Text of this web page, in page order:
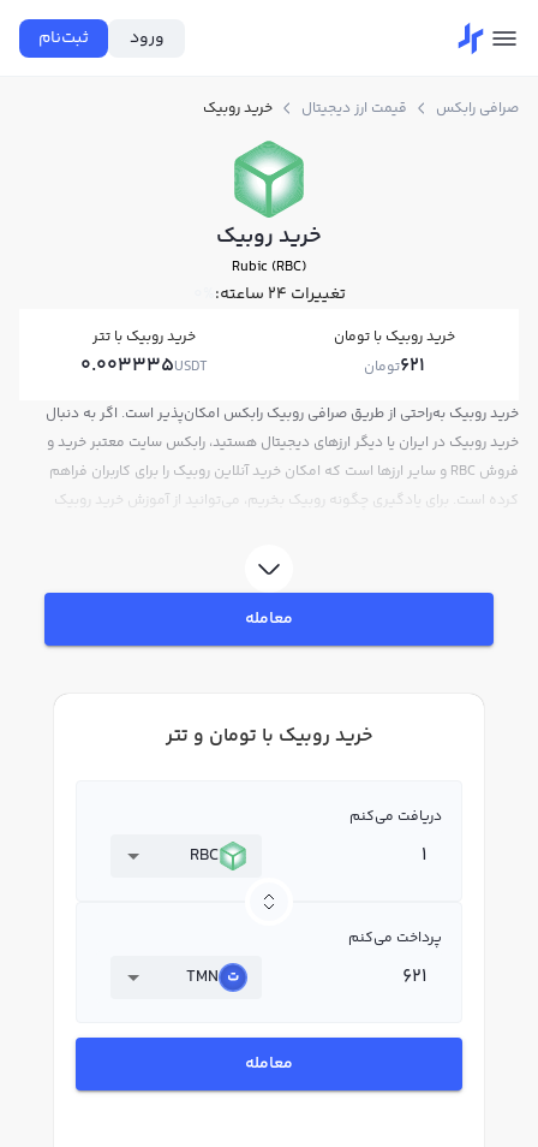
ورود ثبت‌نام
صرافی رابکس قیمت ارز دیجیتال خرید روبیک
خرید روبیک
Rubic (RBC)
تغییرات ۲۴ ساعته: 0%
خرید روبیک با تومان
621تومان
خرید روبیک با تتر
0.003335USDT
خرید روبیک به‌راحتی از طریق صرافی روبیک رابکس امکان‌پذیر است. اگر به دنبال
خرید روبیک در ایران یا دیگر ارزهای دیجیتال هستید، رابکس سایت معتبر خرید و
فروش RBC و سایر ارزها است که امکان خرید آنلاین روبیک را برای کاربران فراهم
کرده است. برای یادگیری چگونه روبیک بخریم، می‌توانید از آموزش خرید روبیک
در بازار رابکس، قیمت لحظه‌ای، نمودار و امکانات فروش روبیک نیز در دسترس شما
قرار دارد تا بتوانید تصمیمات بهتری در معاملات خود بگیرید.
معامله
خرید روبیک با تومان و تتر
دریافت می‌کنم
RBC
پرداخت می‌کنم
TMN
معامله